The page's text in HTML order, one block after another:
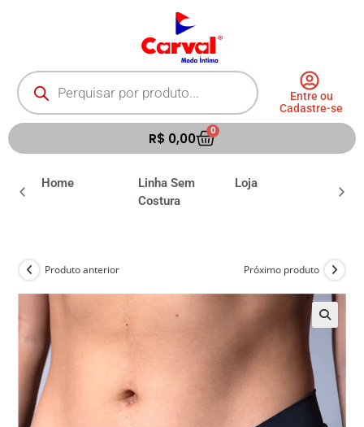
Entre ou
Cadastre-se
R$ 0,00 0
Home
Linha Sem
Costura
Loja
Produto anterior Próximo produto